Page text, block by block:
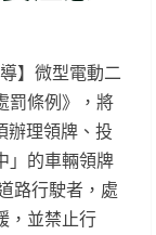
】微型電動二
罰條例》，將
辦理領牌、投
」的車輛領牌
路行駛者，處
，並禁止行